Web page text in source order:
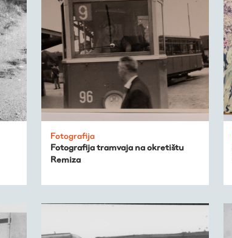
Fotografija
Fotografija tramvaja na okretištu
Remiza